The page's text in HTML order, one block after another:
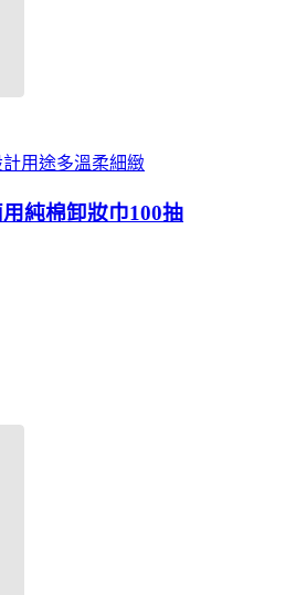
用途多溫柔細緻
純棉卸妝巾100抽